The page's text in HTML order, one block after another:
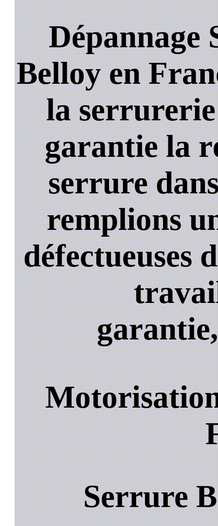
Dépannage
Belloy en
la serrurerie
garantie la
serrure
remplions
défectueuses
garantie,
Serrure